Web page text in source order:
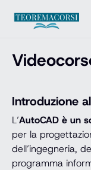
Introduzione
L’AutoCAD è un
per la
dell’ingegneria,
programma